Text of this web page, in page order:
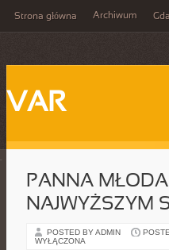
Strona główna Archiwum
VAR
PANNA
NAJWYŻSZYM
POSTED BY ADMIN
WYŁĄCZONA